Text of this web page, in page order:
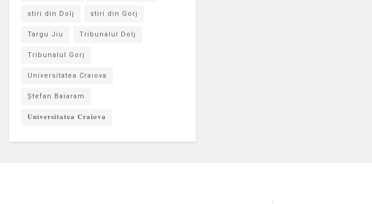
stiri din Dolj stiri din Gorj
Targu Jiu Tribunalul Dolj
Tribunalul Gorj
Universitatea Craiova
Ștefan Baiaram
𝐔𝐧𝐢𝐯𝐞𝐫𝐬𝐢𝐭𝐚𝐭𝐞𝐚 𝐂𝐫𝐚𝐢𝐨𝐯𝐚